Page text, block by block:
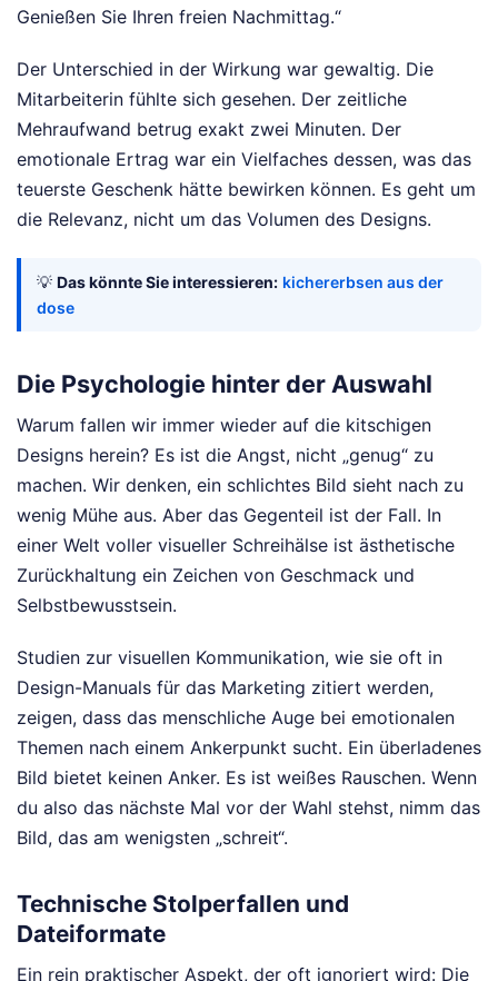
Genießen Sie Ihren freien Nachmittag.“
Der Unterschied in der Wirkung war gewaltig. Die
Mitarbeiterin fühlte sich gesehen. Der zeitliche
Mehraufwand betrug exakt zwei Minuten. Der
emotionale Ertrag war ein Vielfaches dessen, was das
teuerste Geschenk hätte bewirken können. Es geht um
die Relevanz, nicht um das Volumen des Designs.
💡 Das könnte Sie interessieren: kichererbsen aus der
dose
Die Psychologie hinter der Auswahl
Warum fallen wir immer wieder auf die kitschigen
Designs herein? Es ist die Angst, nicht „genug“ zu
machen. Wir denken, ein schlichtes Bild sieht nach zu
wenig Mühe aus. Aber das Gegenteil ist der Fall. In
einer Welt voller visueller Schreihälse ist ästhetische
Zurückhaltung ein Zeichen von Geschmack und
Selbstbewusstsein.
Studien zur visuellen Kommunikation, wie sie oft in
Design-Manuals für das Marketing zitiert werden,
zeigen, dass das menschliche Auge bei emotionalen
Themen nach einem Ankerpunkt sucht. Ein überladenes
Bild bietet keinen Anker. Es ist weißes Rauschen. Wenn
du also das nächste Mal vor der Wahl stehst, nimm das
Bild, das am wenigsten „schreit“.
Technische Stolperfallen und
Dateiformate
Ein rein praktischer Aspekt, der oft ignoriert wird: Die